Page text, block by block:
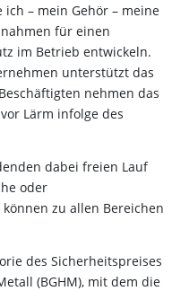
– mein Gehör – meine
für einen
im Betrieb entwickeln.
unterstützt das
nehmen das
Lärm infolge des
dabei freien Lauf
oder
zu allen Bereichen
des Sicherheitspreises
(BGHM), mit dem die